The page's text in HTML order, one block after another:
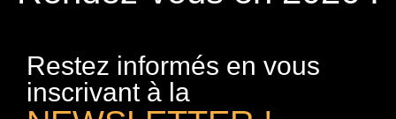
Restez informés en vous
inscrivant à la